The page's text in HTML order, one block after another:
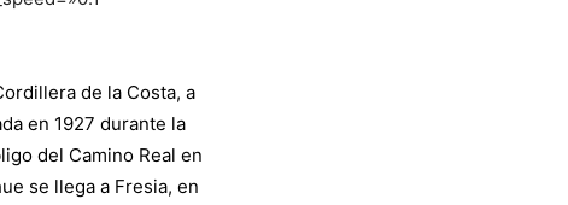
de la Costa, a
en 1927 durante la
del Camino Real en
se llega a Fresia, en